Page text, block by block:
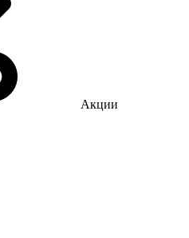
Акции